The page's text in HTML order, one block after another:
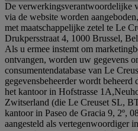
De verwerkingsverantwoordelijke
via de website worden
met maatschappelijke zetel te Le
Drukpersstraat 4, 1000 Brussel,
Als u ermee instemt om
ontvangen, worden uw gegevens
consumentendatabase van Le
gegevensbeheerder wordt
het kantoor in Hofstrasse
Zwitserland (die Le Creuset SL,
kantoor in Paseo de Gracia 9, 2º,
aangesteld als vertegenwoordiger